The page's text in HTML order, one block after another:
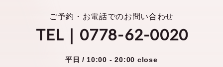
ご予約・お電話でのお問い合わせ
TEL｜0778-62-0020
平日 / 10:00 - 20:00 close